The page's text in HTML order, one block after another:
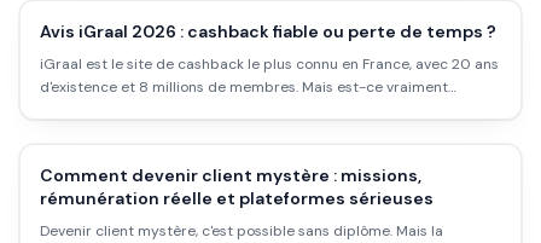
Avis iGraal 2026 : cashback fiable ou perte de temps ?
iGraal est le site de cashback le plus connu en France, avec 20 ans
d'existence et 8 millions de membres. Mais est-ce vraiment
Comment devenir client mystère : missions,
rémunération réelle et plateformes sérieuses
Devenir client mystère, c'est possible sans diplôme. Mais la